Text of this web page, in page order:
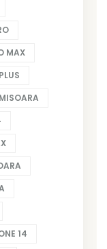
MAX
14